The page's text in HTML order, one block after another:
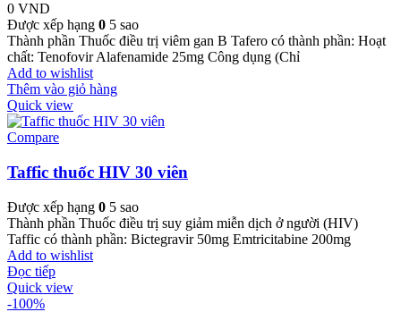
0 VND
Được xếp hạng 0 5 sao
Thành phần Thuốc điều trị viêm gan B Tafero có thành phần: Hoạt
chất: Tenofovir Alafenamide 25mg Công dụng (Chỉ
Add to wishlist
Thêm vào giỏ hàng
Quick view
Compare
Taffic thuốc HIV 30 viên
Được xếp hạng 0 5 sao
Thành phần Thuốc điều trị suy giảm miễn dịch ở người (HIV)
Taffic có thành phần: Bictegravir 50mg Emtricitabine 200mg
Add to wishlist
Đọc tiếp
Quick view
-100%